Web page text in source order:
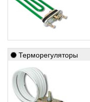
Терморегуляторы